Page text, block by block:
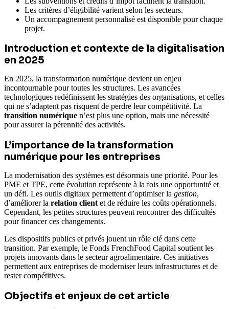
Les critères d’éligibilité varient selon les secteurs.
Un accompagnement personnalisé est disponible pour chaque
projet.
Introduction et contexte de la digitalisation
en 2025
En 2025, la transformation numérique devient un enjeu
incontournable pour toutes les structures. Les avancées
technologiques redéfinissent les stratégies des organisations, et celles
qui ne s’adaptent pas risquent de perdre leur compétitivité. La
transition numérique n’est plus une option, mais une nécessité
pour assurer la pérennité des activités.
L’importance de la transformation
numérique pour les entreprises
La modernisation des systèmes est désormais une priorité. Pour les
PME et TPE, cette évolution représente à la fois une opportunité et
un défi. Les outils digitaux permettent d’optimiser la gestion,
d’améliorer la relation client et de réduire les coûts opérationnels.
Cependant, les petites structures peuvent rencontrer des difficultés
pour financer ces changements.
Les dispositifs publics et privés jouent un rôle clé dans cette
transition. Par exemple, le Fonds FrenchFood Capital soutient les
projets innovants dans le secteur agroalimentaire. Ces initiatives
permettent aux entreprises de moderniser leurs infrastructures et de
rester compétitives.
Objectifs et enjeux de cet article